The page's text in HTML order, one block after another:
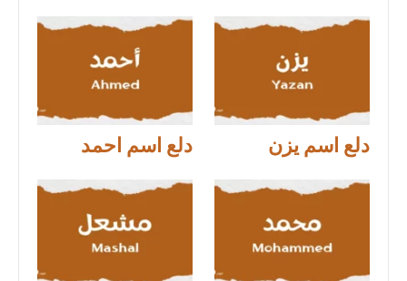
دلع اسم يزن دلع اسم احمد